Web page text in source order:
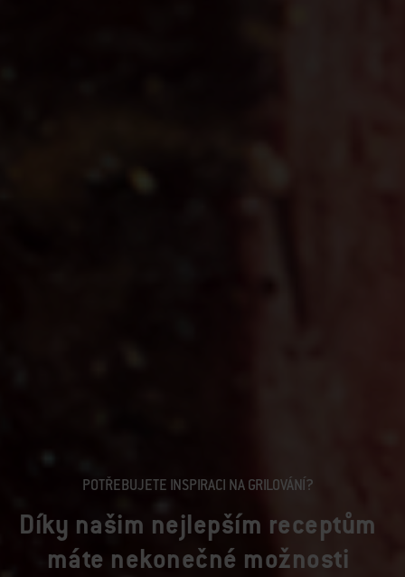
POTŘEBUJETE INSPIRACI NA GRILOVÁNÍ?
Díky našim nejlepším receptům
máte nekonečné možnosti